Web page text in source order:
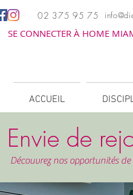
02 375 95 75
SE CONNECTER À HOME
ACCUEIL
Envie de
Découvrez nos opportunités